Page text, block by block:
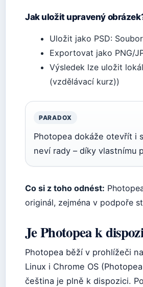
Jak uložit upravený
Uložit jako PSD:
Exportovat jako PNG/
Výsledek lze uložit
(vzdělávací kurz))
PARADOX
Photopea dokáže otevřít i
neví rady – díky vlastnímu
Co si z toho odnést:
originál, zejména v podpoře
Je Photopea k
Photopea běží v prohlížeči
Linux i Chrome OS
čeština je plně k dispozici.